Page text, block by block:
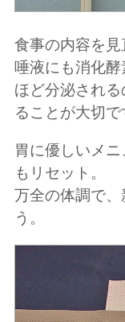
食事の内容を見
唾液にも消化
ほど分泌され
ることが大切で
胃に優しいメ
もリセット。
万全の体調で
う。